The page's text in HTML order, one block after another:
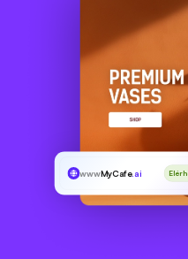
wwwMyCafe.ai